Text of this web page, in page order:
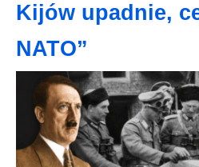
Kijów upadnie,
NATO”